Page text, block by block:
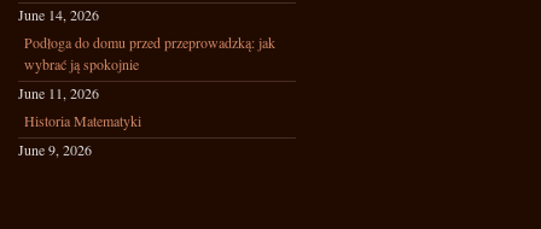
June 14, 2026
Podłoga do domu przed przeprowadzką: jak
wybrać ją spokojnie
June 11, 2026
Historia Matematyki
June 9, 2026